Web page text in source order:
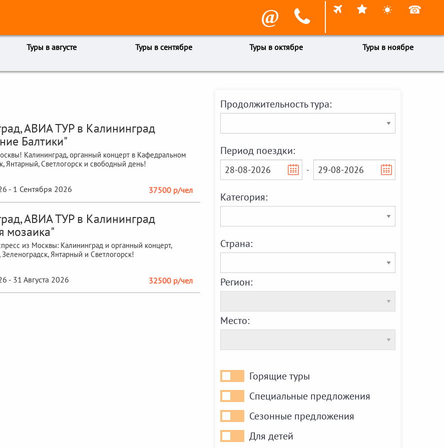
@     ☎
Туры в августе Туры в сентябре Туры в октябре Туры в ноябре
Продолжительность тура:
Период поездки:
-
Категория:
Страна:
Регион:
Место:
Горящие
туры
Горящие туры
Специальные
предложения
Специальные предложения
Сезонные
предложения
Сезонные предложения
Для
детей
Для детей
АВИА ТУР в Калининград
Балтики"
Калининград, органный концерт в Кафедральном
Янтарный, Светлогорск и свободный день!
- 1 Сентября 2026 37500 р/чел
АВИА ТУР в Калининград
мозаика"
из Москвы: Калининград и органный концерт,
Зеленоградск, Янтарный и Светлогорск!
- 31 Августа 2026 32500 р/чел